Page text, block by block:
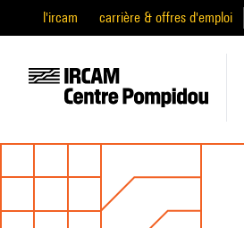
l'ircam carrière & offres d'emploi